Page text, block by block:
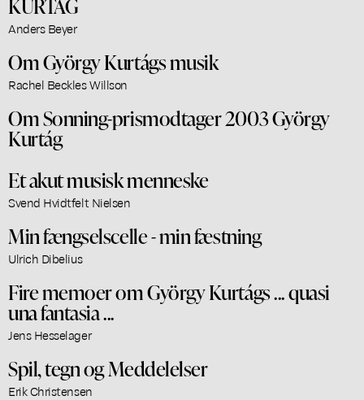
Anders Beyer
Om György Kurtágs musik
Rachel Beckles Willson
Om Sonning-prismodtager 2003 György
Kurtág
Et akut musisk menneske
Svend Hvidtfelt Nielsen
Min fængselscelle - min fæstning
Ulrich Dibelius
Fire memoer om György Kurtágs ... quasi
una fantasia ...
Jens Hesselager
Spil, tegn og Meddelelser
Erik Christensen